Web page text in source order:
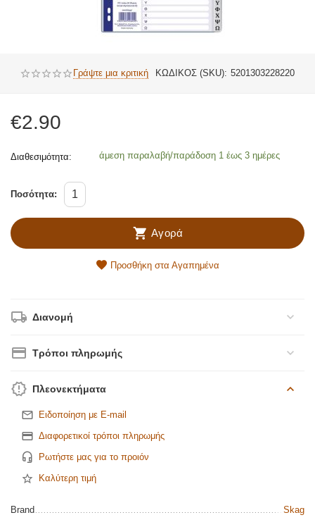
Γράψτε μια κριτική ΚΩΔΙΚΟΣ (SKU): 5201303228220
€2.90
Διαθεσιμότητα: άμεση παραλαβή/παράδοση 1 έως 3 ημέρες
Ποσότητα:
Αγορά
Προσθήκη στα Αγαπημένα
Διανομή
Τρόποι πληρωμής
Πλεονεκτήματα
Ειδοποίηση με E-mail
Διαφορετικοί τρόποι πληρωμής
Ρωτήστε μας για το προιόν
Καλύτερη τιμή
Brand Skag